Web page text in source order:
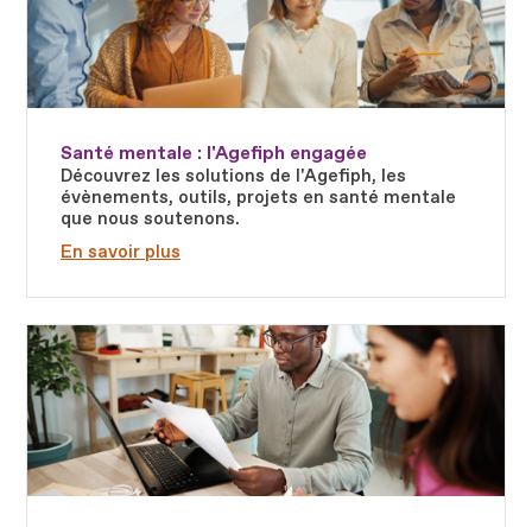
Santé mentale : l'Agefiph engagée
Découvrez les solutions de l'Agefiph, les
évènements, outils, projets en santé mentale
que nous soutenons.
En savoir plus
Fichier